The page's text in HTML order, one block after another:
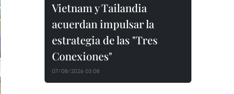
Vietnam y Tailandia
acuerdan impulsar la
estrategia de las "Tres
Conexiones"
07/08/2026 03:08